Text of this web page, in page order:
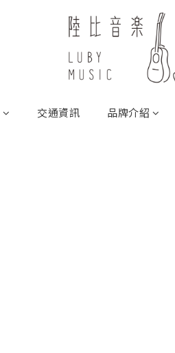
交通資訊 品牌介紹